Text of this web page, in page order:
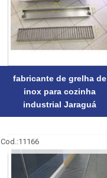
fabricante de grelha de
inox para cozinha
industrial Jaraguá
Cod.:11166